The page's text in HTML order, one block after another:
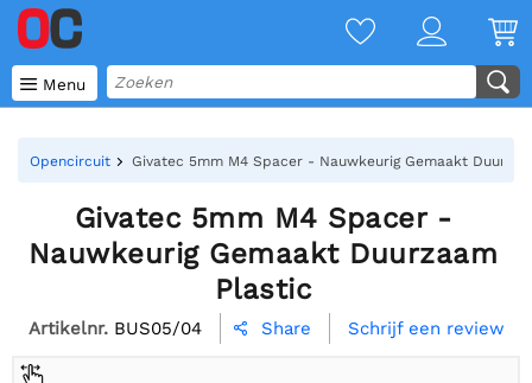
 Menu
Opencircuit Givatec 5mm M4 Spacer - Nauwkeurig Gemaakt
Givatec 5mm M4 Spacer -
Nauwkeurig Gemaakt Duurzaam
Plastic
Artikelnr. BUS05/04  Share Schrijf een review